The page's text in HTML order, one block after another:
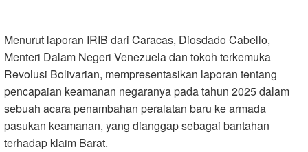
Menurut laporan IRIB dari Caracas, Diosdado Cabello,
Menteri Dalam Negeri Venezuela dan tokoh terkemuka
Revolusi Bolivarian, mempresentasikan laporan tentang
pencapaian keamanan negaranya pada tahun 2025 dalam
sebuah acara penambahan peralatan baru ke armada
pasukan keamanan, yang dianggap sebagai bantahan
terhadap klaim Barat.